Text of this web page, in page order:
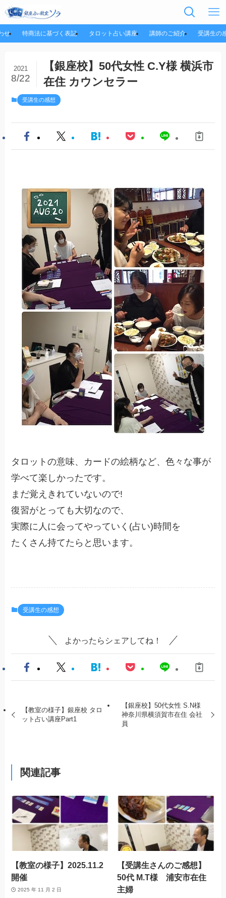
せ 特商法に基づく表記 タロット占い講座 講師のご紹介 受講生の
【銀座校】50代女性 C.Y様 横浜市
在住 カウンセラー
2021
8/22
受講生の感想
タロットの意味、カードの絵柄など、色々な事が
学べて楽しかったです。
まだ覚えきれていないので!
復習がとっても大切なので、
実際に人に会ってやっていく(占い)時間を
たくさん持てたらと思います。
受講生の感想
よかったらシェアしてね！
【教室の様子】銀座校 タロ
ット占い講座Part1
【銀座校】50代女性 S.N様
神奈川県横須賀市在住 会社
員
関連記事
【教室の様子】2025.11.2
開催
2025 年 11 月 2 日
【受講生さんのご感想】
50代 M.T様 浦安市在住
主婦